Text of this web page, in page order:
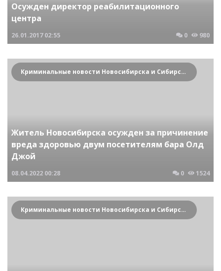
Осужден директор реабилитационного
центра
26.01.2017 02:55 0 980
Криминальные новости Новосибирска и Сибирского региона
Житель Новосибирска осужден за причинение
вреда здоровью двум посетителям бара Олд
Джой
08.04.2022 00:28 0 1524
Криминальные новости Новосибирска и Сибирского региона